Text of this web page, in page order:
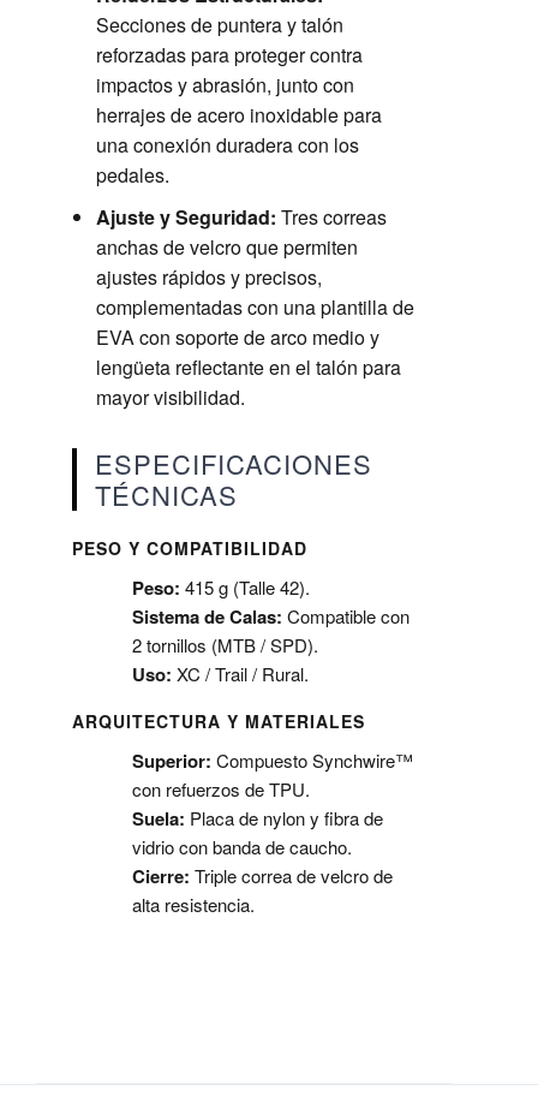
Secciones de puntera y talón
reforzadas para proteger contra
impactos y abrasión, junto con
herrajes de acero inoxidable para
una conexión duradera con los
pedales.
Ajuste y Seguridad: Tres correas
anchas de velcro que permiten
ajustes rápidos y precisos,
complementadas con una plantilla de
EVA con soporte de arco medio y
lengüeta reflectante en el talón para
mayor visibilidad.
ESPECIFICACIONES
TÉCNICAS
PESO Y COMPATIBILIDAD
Peso: 415 g (Talle 42).
Sistema de Calas: Compatible con
2 tornillos (MTB / SPD).
Uso: XC / Trail / Rural.
ARQUITECTURA Y MATERIALES
Superior: Compuesto Synchwire™
con refuerzos de TPU.
Suela: Placa de nylon y fibra de
vidrio con banda de caucho.
Cierre: Triple correa de velcro de
alta resistencia.